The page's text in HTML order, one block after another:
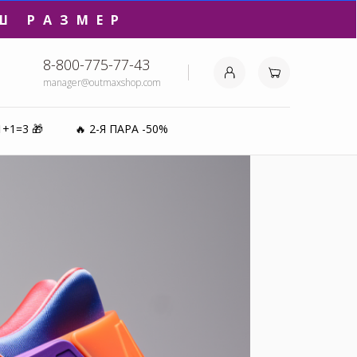
РАЗМЕР
8-800-775-77-43
manager@outmaxshop.com
🎁 🔥 2-Я ПАРА -50%